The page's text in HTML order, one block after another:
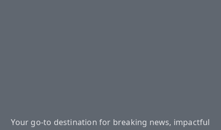
Your go-to destination for breaking news, impactful